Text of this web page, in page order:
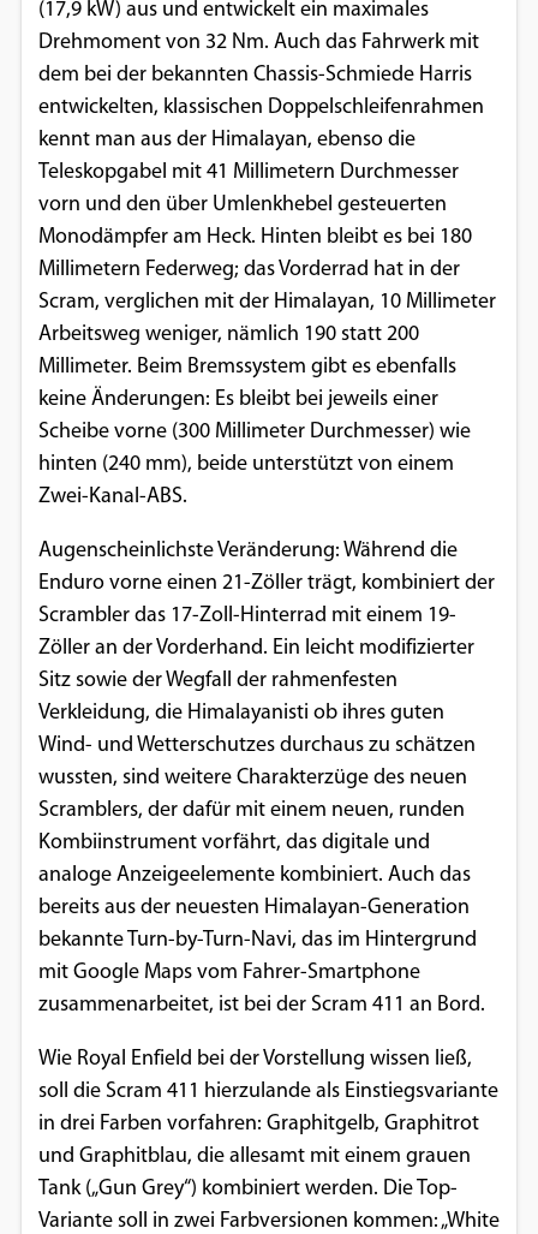
(17,9 kW) aus und entwickelt ein maximales
Drehmoment von 32 Nm. Auch das Fahrwerk mit
dem bei der bekannten Chassis-Schmiede Harris
entwickelten, klassischen Doppelschleifenrahmen
kennt man aus der Himalayan, ebenso die
Teleskopgabel mit 41 Millimetern Durchmesser
vorn und den über Umlenkhebel gesteuerten
Monodämpfer am Heck. Hinten bleibt es bei 180
Millimetern Federweg; das Vorderrad hat in der
Scram, verglichen mit der Himalayan, 10 Millimeter
Arbeitsweg weniger, nämlich 190 statt 200
Millimeter. Beim Bremssystem gibt es ebenfalls
keine Änderungen: Es bleibt bei jeweils einer
Scheibe vorne (300 Millimeter Durchmesser) wie
hinten (240 mm), beide unterstützt von einem
Zwei-Kanal-ABS.
Augenscheinlichste Veränderung: Während die
Enduro vorne einen 21-Zöller trägt, kombiniert der
Scrambler das 17-Zoll-Hinterrad mit einem 19-
Zöller an der Vorderhand. Ein leicht modifizierter
Sitz sowie der Wegfall der rahmenfesten
Verkleidung, die Himalayanisti ob ihres guten
Wind- und Wetterschutzes durchaus zu schätzen
wussten, sind weitere Charakterzüge des neuen
Scramblers, der dafür mit einem neuen, runden
Kombiinstrument vorfährt, das digitale und
analoge Anzeigeelemente kombiniert. Auch das
bereits aus der neuesten Himalayan-Generation
bekannte Turn-by-Turn-Navi, das im Hintergrund
mit Google Maps vom Fahrer-Smartphone
zusammenarbeitet, ist bei der Scram 411 an Bord.
Wie Royal Enfield bei der Vorstellung wissen ließ,
soll die Scram 411 hierzulande als Einstiegsvariante
in drei Farben vorfahren: Graphitgelb, Graphitrot
und Graphitblau, die allesamt mit einem grauen
Tank („Gun Grey“) kombiniert werden. Die Top-
Variante soll in zwei Farbversionen kommen: „White
können, werden von diesen externen
YouTube
Vimeo
Google Maps
Anbieter:
Google